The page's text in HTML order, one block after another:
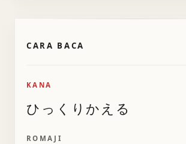
CARA BACA
KANA
ひっくりかえる
ROMAJI